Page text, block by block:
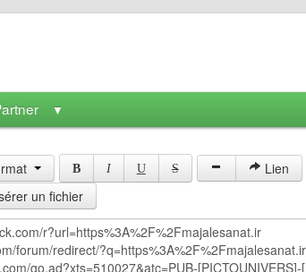
▼
B I U S
Lien
un fichier